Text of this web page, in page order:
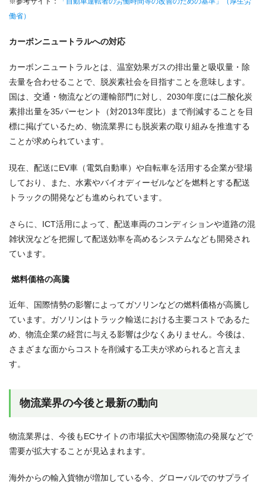
働省）
カーボンニュートラルへの対応
カーボンニュートラルとは、温室効果ガスの排出量と吸収量・除
去量を合わせることで、脱炭素社会を目指すことを意味します。
国は、交通・物流などの運輸部門に対し、2030年度には二酸化炭
素排出量を35パーセント（対2013年度比）まで削減することを目
標に掲げているため、物流業界にも脱炭素の取り組みを推進する
ことが求められています。
現在、配送にEV車（電気自動車）や自転車を活用する企業が登場
しており、また、水素やバイオディーゼルなどを燃料とする配送
トラックの開発なども進められています。
さらに、ICT活用によって、配送車両のコンディションや道路の混
雑状況などを把握して配送効率を高めるシステムなども開発され
ています。
燃料価格の高騰
近年、国際情勢の影響によってガソリンなどの燃料価格が高騰し
ています。ガソリンはトラック輸送における主要コストであるた
め、物流企業の経営に与える影響は少なくありません。今後は、
さまざまな面からコストを削減する工夫が求められると言えま
す。
物流業界の今後と最新の動向
物流業界は、今後もECサイトの市場拡大や国際物流の発展などで
需要が拡大することが見込まれます。
海外からの輸入貨物が増加している今、グローバルでのサプライ